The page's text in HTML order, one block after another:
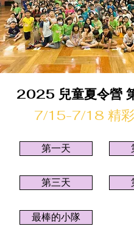
2025 兒童夏令營
​7/15-7/18 精
第一天
第三天
最棒的小隊